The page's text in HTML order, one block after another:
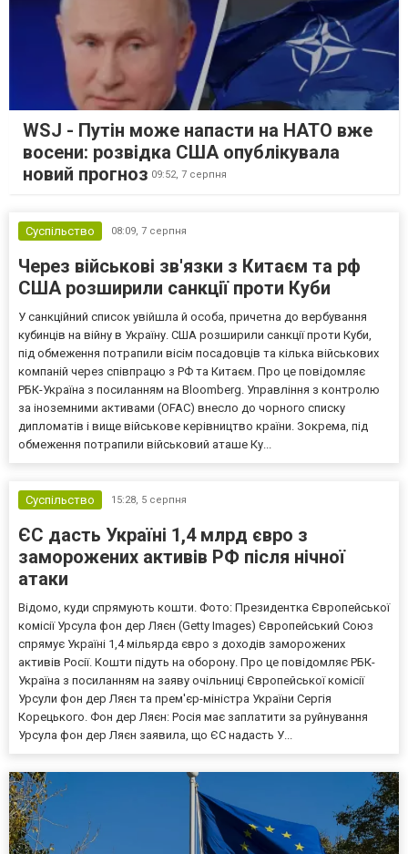
WSJ - Путін може напасти на НАТО вже
восени: розвідка США опублікувала
новий прогноз 09:52, 7 серпня
Суспільство 08:09, 7 серпня
Через військові зв'язки з Китаєм та рф
США розширили санкції проти Куби
У санкційний список увійшла й особа, причетна до вербування
кубинців на війну в Україну. США розширили санкції проти Куби,
під обмеження потрапили вісім посадовців та кілька військових
компаній через співпрацю з РФ та Китаєм. Про це повідомляє
РБК-Україна з посиланням на Bloomberg. Управління з контролю
за іноземними активами (OFAC) внесло до чорного списку
дипломатів і вище військове керівництво країни. Зокрема, під
обмеження потрапили військовий аташе Ку...
Суспільство 15:28, 5 серпня
ЄС дасть Україні 1,4 млрд євро з
заморожених активів РФ після нічної
атаки
Відомо, куди спрямують кошти. Фото: Президентка Європейської
комісії Урсула фон дер Ляєн (Getty Images) Європейський Союз
спрямує Україні 1,4 мільярда євро з доходів заморожених
активів Росії. Кошти підуть на оборону. Про це повідомляє РБК-
Україна з посиланням на заяву очільниці Європейської комісії
Урсули фон дер Ляєн та прем'єр-міністра України Сергія
Корецького. Фон дер Ляєн: Росія має заплатити за руйнування
Урсула фон дер Ляєн заявила, що ЄС надасть У...